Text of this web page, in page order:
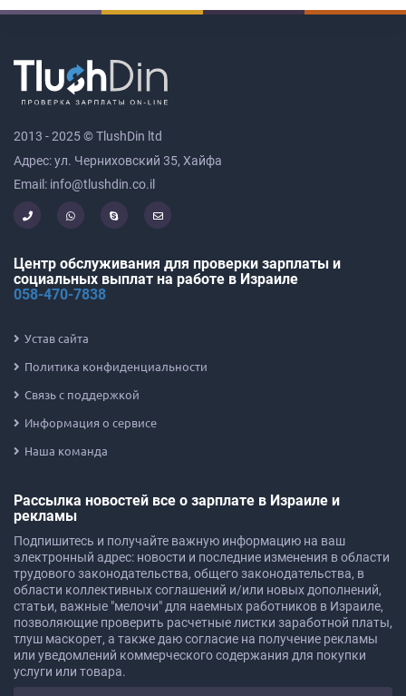
2013 - 2025 © TlushDin ltd
Адрес: ул. Черниховский 35, Хайфа
Email: info@tlushdin.co.il
Центр обслуживания для проверки зарплаты и
социальных выплат на работе в Израиле
058-470-7838
Устав сайта
Политика конфиденциальности
Связь с поддержкой
Информация о сервисе
Наша команда
Рассылка новостей все о зарплате в Израиле и
рекламы
Подпишитесь и получайте важную информацию на ваш
электронный адрес: новости и последние изменения в области
трудового законодательства, общего законодательства, в
области коллективных соглашений и/или новых дополнений,
статьи, важные "мелочи" для наемных работников в Израиле,
позволяющие проверить расчетные листки заработной платы,
тлуш маскорет, а также даю согласие на получение рекламы
или уведомлений коммерческого содержания для покупки
услуги или товара.